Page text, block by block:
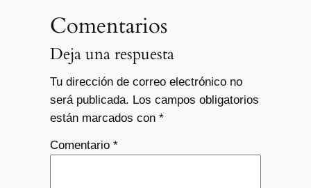
Comentarios
Deja una respuesta
Tu dirección de correo electrónico no
será publicada. Los campos obligatorios
están marcados con *
Comentario *